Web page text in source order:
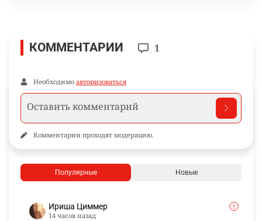
КОММЕНТАРИИ 1
Необходимо авторизоваться
Комментарии проходят модерацию.
Популярные Новые
Ириша Циммер
14 часов назад